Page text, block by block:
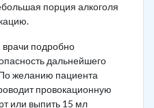
порция алкоголя
подробно
дальнейшего
желанию пациента
провокационную
или выпить 15 мл